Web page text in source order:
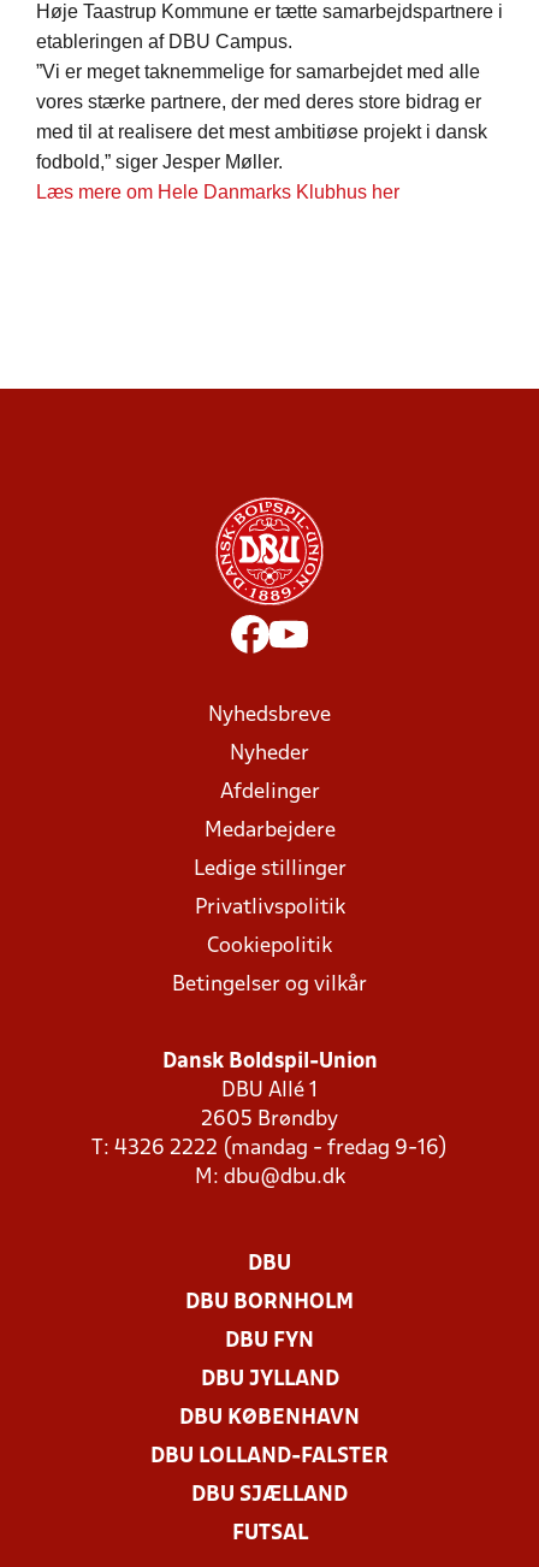
Høje Taastrup Kommune er tætte samarbejdspartnere i
etableringen af DBU Campus.
”Vi er meget taknemmelige for samarbejdet med alle
vores stærke partnere, der med deres store bidrag er
med til at realisere det mest ambitiøse projekt i dansk
fodbold,” siger Jesper Møller.
Læs mere om Hele Danmarks Klubhus her
Nyhedsbreve
Nyheder
Afdelinger
Medarbejdere
Ledige stillinger
Privatlivspolitik
Cookiepolitik
Betingelser og vilkår
Dansk Boldspil-Union
DBU Allé 1
2605 Brøndby
T: 4326 2222 (mandag - fredag 9-16)
M: dbu@dbu.dk
DBU
DBU BORNHOLM
DBU FYN
DBU JYLLAND
DBU KØBENHAVN
DBU LOLLAND-FALSTER
DBU SJÆLLAND
FUTSAL